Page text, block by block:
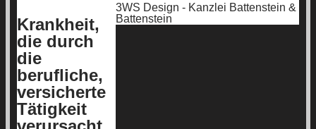
Krankheit,
die durch
die
berufliche,
versicherte
Tätigkeit
3WS Design - Kanzlei Battenstein &
Battenstein